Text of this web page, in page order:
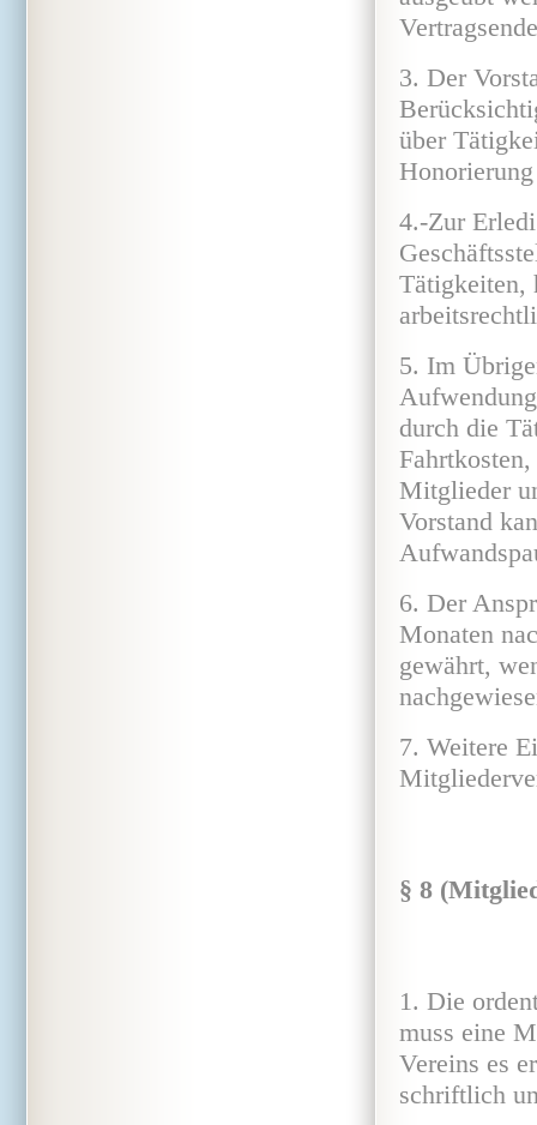
3. Der
über
4.-Zur
Tätigkeiten,
5. Im
durch die
Mitglieder
Vorstand
6. Der
Monaten
gewährt,
7. Weitere
§ 8
1. Die
muss eine
Vereins es
schriftlich